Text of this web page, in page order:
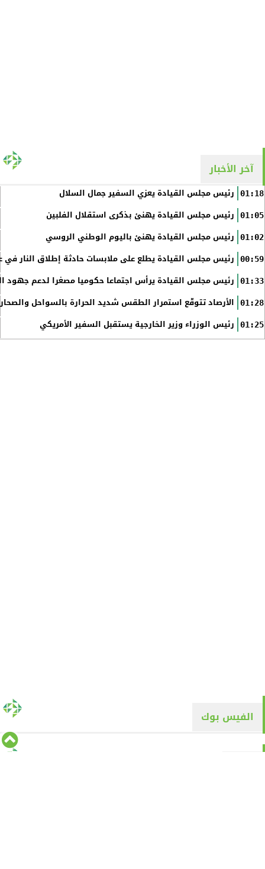
آخر الأخبار
01:18 رئيس مجلس القيادة يعزي السفير جمال السلال
01:05 رئيس مجلس القيادة يهنئ بذكرى استقلال الفلبين
01:02 رئيس مجلس القيادة يهنئ باليوم الوطني الروسي
00:59 رئيس مجلس القيادة يطلع على ملابسات حادثة إطلاق النار في
01:33 رئيس مجلس القيادة يرأس اجتماعا حكوميا مصغرا لدعم جهود
01:28 الأرصاد تتوقّع استمرار الطقس شديد الحرارة بالسواحل
01:25 رئيس الوزراء وزير الخارجية يستقبل السفير الأمريكي
الفيس بوك